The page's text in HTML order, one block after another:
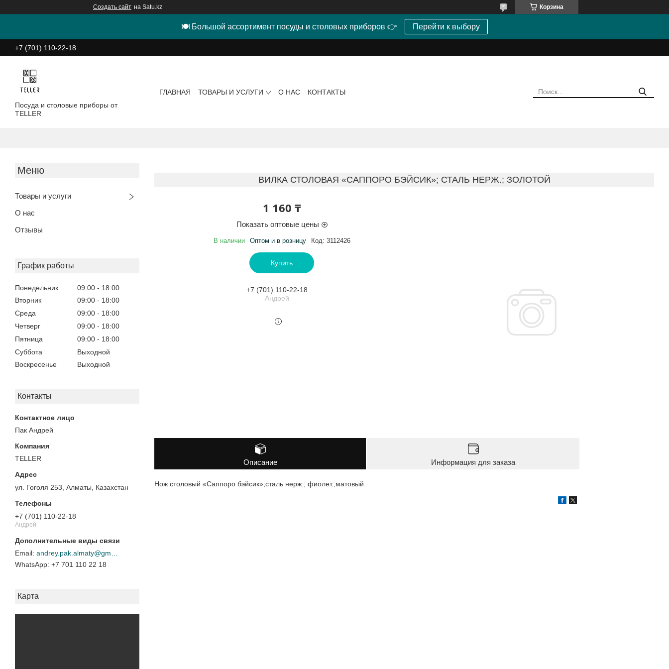
Создать сайт на Satu.kz Корзина
🍽 Большой ассортимент посуды и столовых приборов 👉 Перейти к выбору
+7 (701) 110-22-18
Посуда и столовые приборы от
TELLER
ГЛАВНАЯ ТОВАРЫ И УСЛУГИ О НАС КОНТАКТЫ
Товары и услуги
О нас
Отзывы
График работы
Понедельник 09:00
18:00
Вторник
09:00
18:00
Среда
09:00
18:00
Четверг
09:00
18:00
Пятница
09:00
18:00
Суббота
Выходной
Воскресенье
Выходной
Контакты
Пак Андрей
TELLER
ул. Гоголя 253, Алматы, Казахстан
+7 (701) 110-22-18
Андрей
+7 701 110 22 18
Карта
ВИЛКА СТОЛОВАЯ «САППОРО БЭЙСИК»; СТАЛЬ НЕРЖ.; ЗОЛОТОЙ
1 160 ₸
Показать оптовые цены
В наличии Оптом и в розницу Код: 3112426
Купить
+7 (701) 110-22-18
Андрей
Описание Информация для заказа
Нож столовый «Саппоро бэйсик»;сталь нерж.; фиолет.,матовый